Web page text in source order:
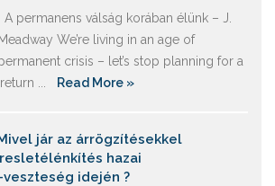
A permanens válság korában élünk – J.
We’re living in an age of
crisis – let’s stop planning for a
... Read More »
jár az árrögzítésekkel
hazai
idején ?